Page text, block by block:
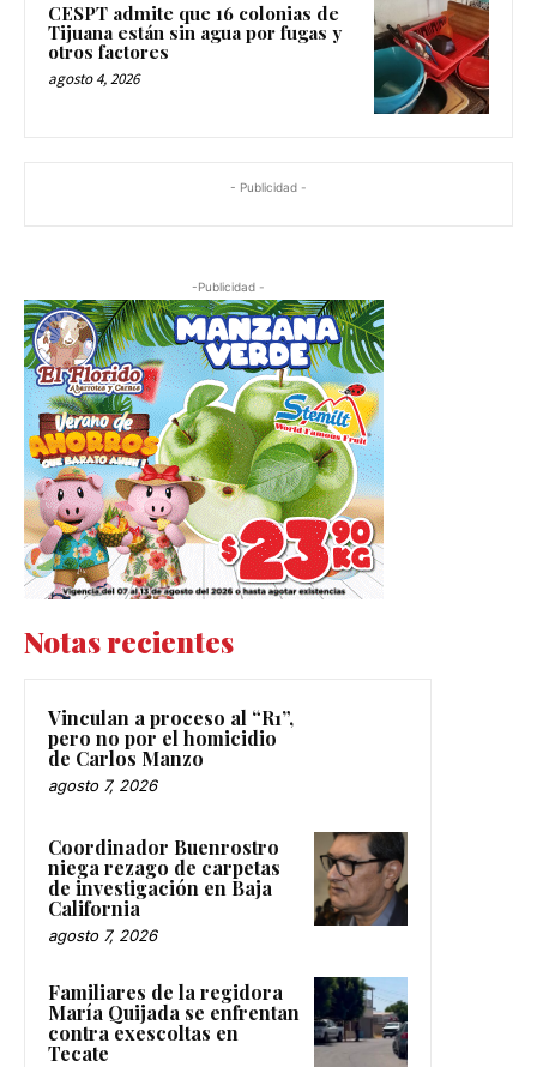
CESPT admite que 16 colonias de
Tijuana están sin agua por fugas y
otros factores
agosto 4, 2026
- Publicidad -
-Publicidad -
Notas recientes
Vinculan a proceso al “R1”,
pero no por el homicidio
de Carlos Manzo
agosto 7, 2026
Coordinador Buenrostro
niega rezago de carpetas
de investigación en Baja
California
agosto 7, 2026
Familiares de la regidora
María Quijada se enfrentan
contra exescoltas en
Tecate